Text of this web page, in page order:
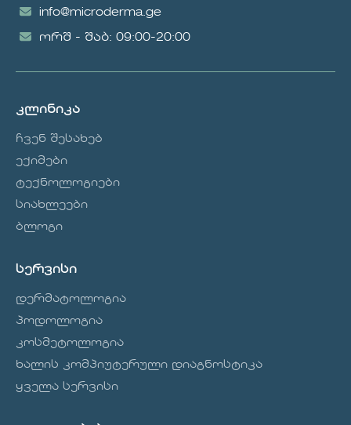
info@microderma.ge
ორშ - შაბ: 09:00-20:00
კლინიკა
ჩვენ შესახებ
ექიმები
ტექნოლოგიები
სიახლეები
ბლოგი
სერვისი
დერმატოლოგია
პოდოლოგია
კოსმეტოლოგია
ხალის კომპიუტერული დიაგნოსტიკა
ყველა სერვისი